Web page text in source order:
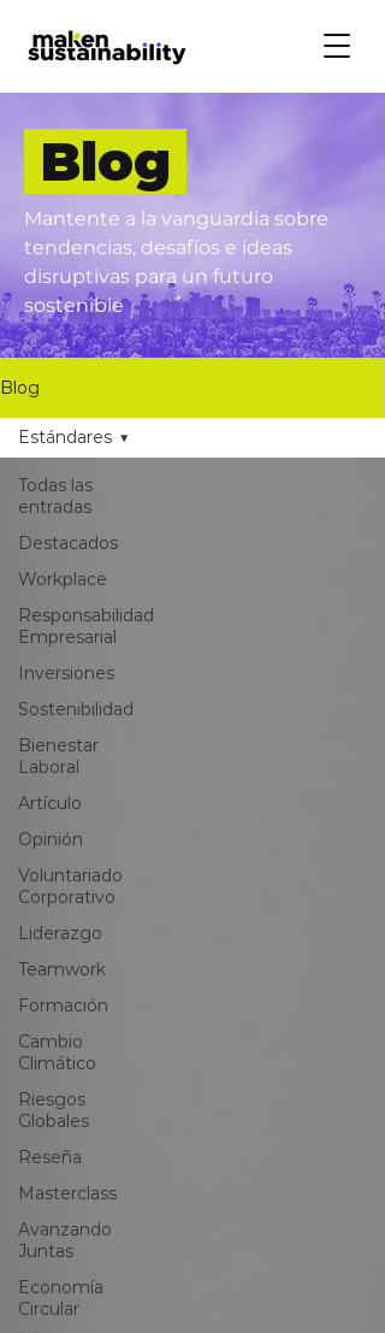
Blog
Mantente a la vanguardia sobre
tendencias, desafíos e ideas
disruptivas para un futuro
sostenible
Blog
Todas las
entradas
Destacados
Workplace
Responsabilidad
Empresarial
Inversiones
Sostenibilidad
Bienestar
Laboral
Artículo
Opinión
Voluntariado
Corporativo
Liderazgo
Teamwork
Formación
Cambio
Climático
Riesgos
Globales
Reseña
Masterclass
Avanzando
Juntas
Economía
Circular
Estándares